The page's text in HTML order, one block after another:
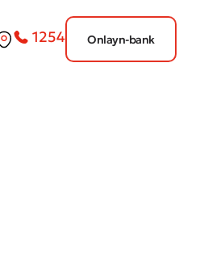
1254 Onlayn-bank